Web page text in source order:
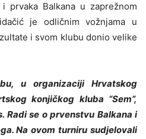
prvaka Balkana u zaprežnom
je odličnim vožnjama u
i svom klubu donio velike
u organizaciji Hrvatskog
konjičkog kluba “Sem”,
Radi se o prvenstvu Balkana i
Na ovom turniru sudjelovali